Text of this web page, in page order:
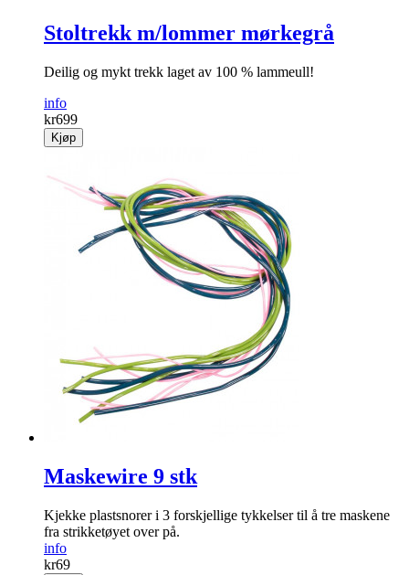
Stoltrekk m/lommer mørkegrå
Deilig og mykt trekk laget av 100 % lammeull!
info
kr699
Kjøp
Maskewire 9 stk
Kjekke plastsnorer i 3 forskjellige tykkelser til å tre maskene
fra strikketøyet over på.
info
kr69